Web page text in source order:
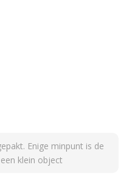
Enige minpunt is de
klein object